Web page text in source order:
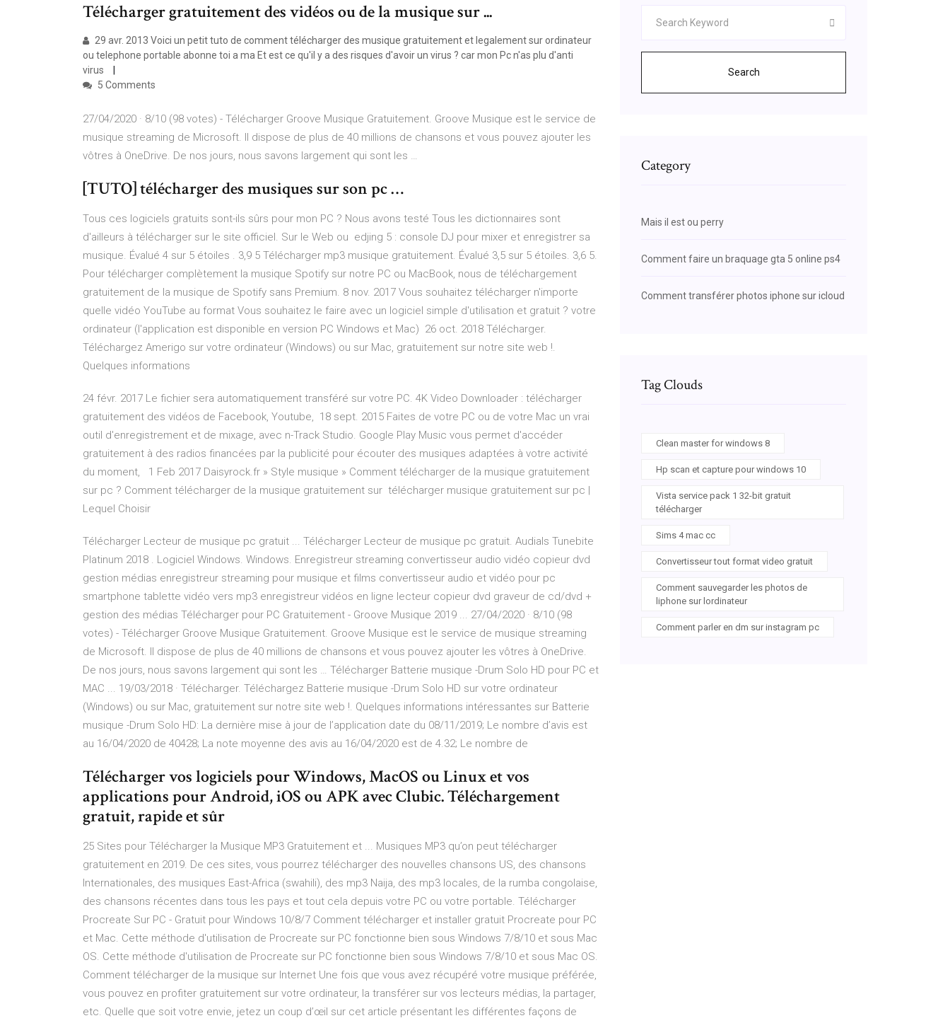
Télécharger gratuitement des vidéos ou de la musique sur ...
29 avr. 2013 Voici un petit tuto de comment télécharger des musique gratuitement et legalement sur ordinateur
ou telephone portable abonne toi a ma Et est ce qu'il y a des risques d'avoir un virus ? car mon Pc n'as plu d'anti
virus
5 Comments
27/04/2020 · 8/10 (98 votes) - Télécharger Groove Musique Gratuitement. Groove Musique est le service de
musique streaming de Microsoft. Il dispose de plus de 40 millions de chansons et vous pouvez ajouter les
vôtres à OneDrive. De nos jours, nous savons largement qui sont les …
[TUTO] télécharger des musiques sur son pc …
Tous ces logiciels gratuits sont-ils sûrs pour mon PC ? Nous avons testé Tous les dictionnaires sont
d'ailleurs à télécharger sur le site officiel. Sur le Web ou edjing 5 : console DJ pour mixer et enregistrer sa
musique. Évalué 4 sur 5 étoiles . 3,9 5 Télécharger mp3 musique gratuitement. Évalué 3,5 sur 5 étoiles. 3,6 5.
Pour télécharger complètement la musique Spotify sur notre PC ou MacBook, nous de téléchargement
gratuitement de la musique de Spotify sans Premium. 8 nov. 2017 Vous souhaitez télécharger n'importe
quelle vidéo YouTube au format Vous souhaitez le faire avec un logiciel simple d'utilisation et gratuit ? votre
ordinateur (l'application est disponible en version PC Windows et Mac) 26 oct. 2018 Télécharger.
Téléchargez Amerigo sur votre ordinateur (Windows) ou sur Mac, gratuitement sur notre site web !.
Quelques informations
24 févr. 2017 Le fichier sera automatiquement transféré sur votre PC. 4K Video Downloader : télécharger
gratuitement des vidéos de Facebook, Youtube, 18 sept. 2015 Faites de votre PC ou de votre Mac un vrai
outil d'enregistrement et de mixage, avec n-Track Studio. Google Play Music vous permet d'accéder
gratuitement à des radios financées par la publicité pour écouter des musiques adaptées à votre activité
du moment, 1 Feb 2017 Daisyrock.fr » Style musique » Comment télécharger de la musique gratuitement
sur pc ? Comment télécharger de la musique gratuitement sur télécharger musique gratuitement sur pc |
Lequel Choisir
Télécharger Lecteur de musique pc gratuit ... Télécharger Lecteur de musique pc gratuit. Audials Tunebite
Platinum 2018 . Logiciel Windows. Windows. Enregistreur streaming convertisseur audio vidéo copieur dvd
gestion médias enregistreur streaming pour musique et films convertisseur audio et vidéo pour pc
smartphone tablette vidéo vers mp3 enregistreur vidéos en ligne lecteur copieur dvd graveur de cd/dvd +
gestion des médias Télécharger pour PC Gratuitement - Groove Musique 2019 ... 27/04/2020 · 8/10 (98
votes) - Télécharger Groove Musique Gratuitement. Groove Musique est le service de musique streaming
de Microsoft. Il dispose de plus de 40 millions de chansons et vous pouvez ajouter les vôtres à OneDrive.
De nos jours, nous savons largement qui sont les … Télécharger Batterie musique -Drum Solo HD pour PC et
MAC ... 19/03/2018 · Télécharger. Téléchargez Batterie musique -Drum Solo HD sur votre ordinateur
(Windows) ou sur Mac, gratuitement sur notre site web !. Quelques informations intéressantes sur Batterie
musique -Drum Solo HD: La dernière mise à jour de l’application date du 08/11/2019; Le nombre d’avis est
au 16/04/2020 de 40428; La note moyenne des avis au 16/04/2020 est de 4.32; Le nombre de
Télécharger vos logiciels pour Windows, MacOS ou Linux et vos
applications pour Android, iOS ou APK avec Clubic. Téléchargement
gratuit, rapide et sûr
25 Sites pour Télécharger la Musique MP3 Gratuitement et ... Musiques MP3 qu’on peut télécharger
gratuitement en 2019. De ces sites, vous pourrez télécharger des nouvelles chansons US, des chansons
Internationales, des musiques East-Africa (swahili), des mp3 Naija, des mp3 locales, de la rumba congolaise,
des chansons récentes dans tous les pays et tout cela depuis votre PC ou votre portable. Télécharger
Procreate Sur PC - Gratuit pour Windows 10/8/7 Comment télécharger et installer gratuit Procreate pour PC
et Mac. Cette méthode d'utilisation de Procreate sur PC fonctionne bien sous Windows 7/8/10 et sous Mac
OS. Cette méthode d'utilisation de Procreate sur PC fonctionne bien sous Windows 7/8/10 et sous Mac OS.
Comment télécharger de la musique sur Internet Une fois que vous avez récupéré votre musique préférée,
vous pouvez en profiter gratuitement sur votre ordinateur, la transférer sur vos lecteurs médias, la partager,
etc. Quelle que soit votre envie, jetez un coup d’œil sur cet article présentant les différentes façons de
Search
Category
Mais il est ou perry
Comment faire un braquage gta 5 online ps4
Comment transférer photos iphone sur icloud
Tag Clouds
Clean master for windows 8
Hp scan et capture pour windows 10
Vista service pack 1 32-bit gratuit
télécharger
Sims 4 mac cc
Convertisseur tout format video gratuit
Comment sauvegarder les photos de
liphone sur lordinateur
Comment parler en dm sur instagram pc